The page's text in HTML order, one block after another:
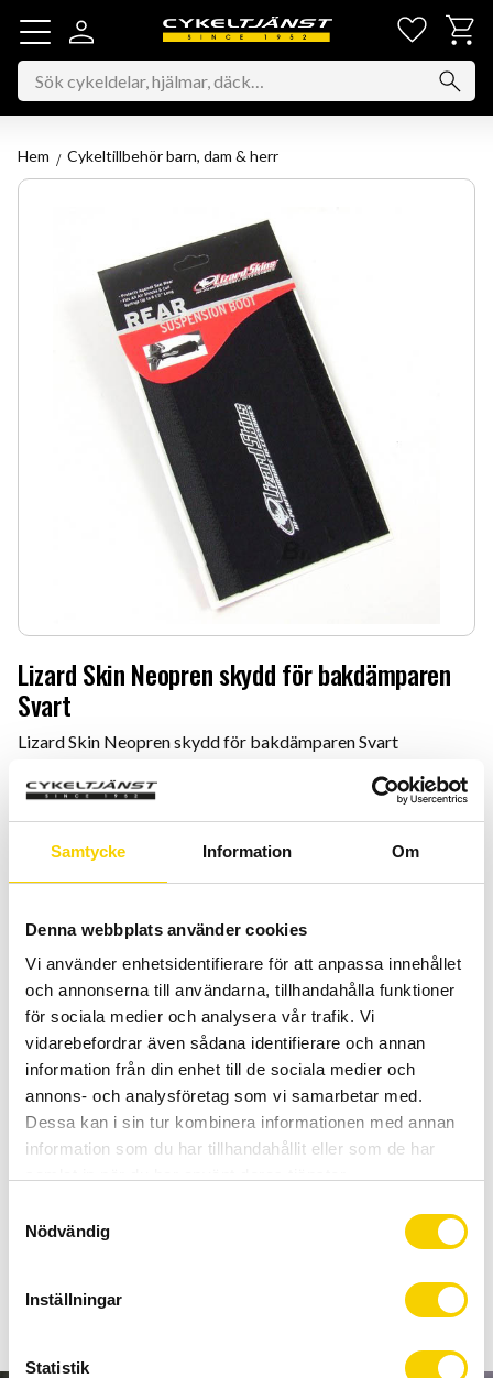
Samtycke Information Om
Denna webbplats använder cookies
Vi använder enhetsidentifierare för att anpassa innehållet
och annonserna till användarna, tillhandahålla funktioner
för sociala medier och analysera vår trafik. Vi
vidarebefordrar även sådana identifierare och annan
information från din enhet till de sociala medier och
annons- och analysföretag som vi samarbetar med.
Dessa kan i sin tur kombinera informationen med annan
information som du har tillhandahållit eller som de har
k
Nödvändig
Inställningar
Statistik
Meny
Hem Cykeltillbehör barn, dam & herr
Lizard Skin Neopren skydd för bakdämparen
Svart
Lizard Skin Neopren skydd för bakdämparen Svart
89:-
Antal
+
-
KÖP
Certifierad cykelservice & Shimano Service Center
Allt inom cykel på ett ställe
Kunnig personal och hög kundnöjdhet
Lagerstatus
6 st i lager
Artikelnr
1857
Lizard Skin Neopren skydd för bakdämparen Svart